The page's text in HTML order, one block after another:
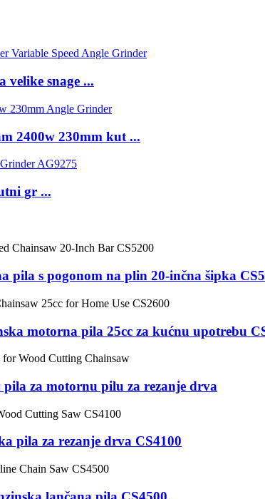
velike snage ...
2400w 230mm kut ...
gr ...
pila s pogonom na plin 20-inčna šipka
motorna pila 25cc za kućnu upotrebu
pila za motornu pilu za rezanje drva
pila za rezanje drva CS4100